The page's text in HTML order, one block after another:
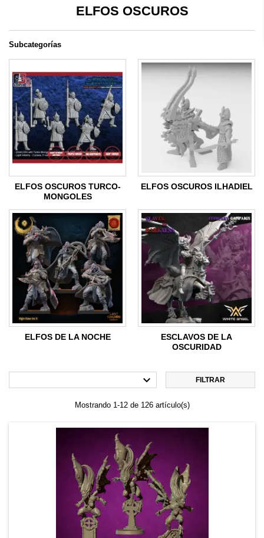
ELFOS OSCUROS
Subcategorías
ELFOS OSCUROS TURCO-
MONGOLES
ELFOS OSCUROS ILHADIEL
ELFOS DE LA NOCHE
ESCLAVOS DE LA
OSCURIDAD
 FILTRAR
Mostrando 1-12 de 126 artículo(s)